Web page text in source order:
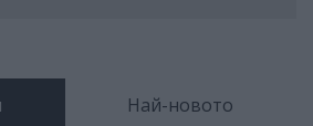
Най-новото